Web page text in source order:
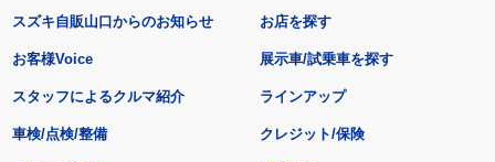
スズキ自販山口からのお知らせ
お客様Voice
スタッフによるクルマ紹介
お店を探す
展示車/試乗車を探す
ラインアップ
車検/点検/整備 クレジット/保険